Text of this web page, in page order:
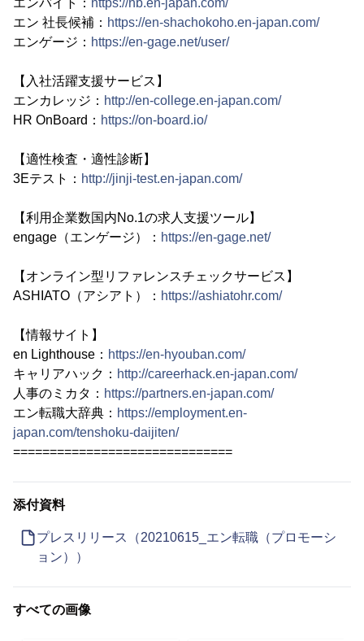
エンバイト： https://hb.en-japan.com/
エン 社長候補： https://en-shachokoho.en-japan.com/
エンゲージ： https://en-gage.net/user/
【入社活躍支援サービス】
エンカレッジ： http://en-college.en-japan.com/
HR OnBoard： https://on-board.io/
【適性検査・適性診断】
3Eテスト： http://jinji-test.en-japan.com/
【利用企業数国内No.1の求人支援ツール】
engage（エンゲージ）： https://en-gage.net/
【オンライン型リファレンスチェックサービス】
ASHIATO（アシアト）： https://ashiatohr.com/
【情報サイト】
en Lighthouse： https://en-hyouban.com/
キャリアハック： http://careerhack.en-japan.com/
人事のミカタ： https://partners.en-japan.com/
エン転職大辞典： https://employment.en-
japan.com/tenshoku-daijiten/
==============================
添付資料
プレスリリース（20210615_エン転職（プロモーシ
ョン））
すべての画像